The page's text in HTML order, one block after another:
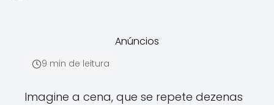
Anúncios
9 min de leitura
Imagine a cena, que se repete dezenas